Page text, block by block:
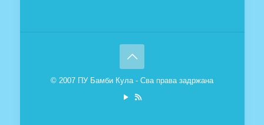
© 2007 ПУ Бамби Кула - Сва права задржана